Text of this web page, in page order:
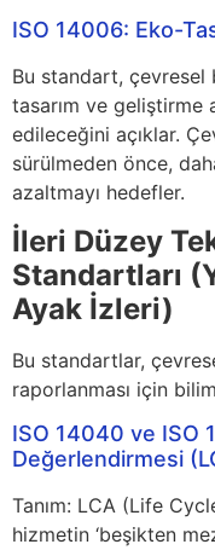
ISO 14006: Eko-
Bu standart, çevresel
tasarım ve geliştirme
edileceğini açıklar.
sürülmeden önce,
azaltmayı hedefler.
İleri Düzey
Standartları
Ayak İzleri)
Bu standartlar,
raporlanması için
ISO 14040 ve ISO
Değerlendirmesi
Tanım: LCA (Life
hizmetin ‘beşikten